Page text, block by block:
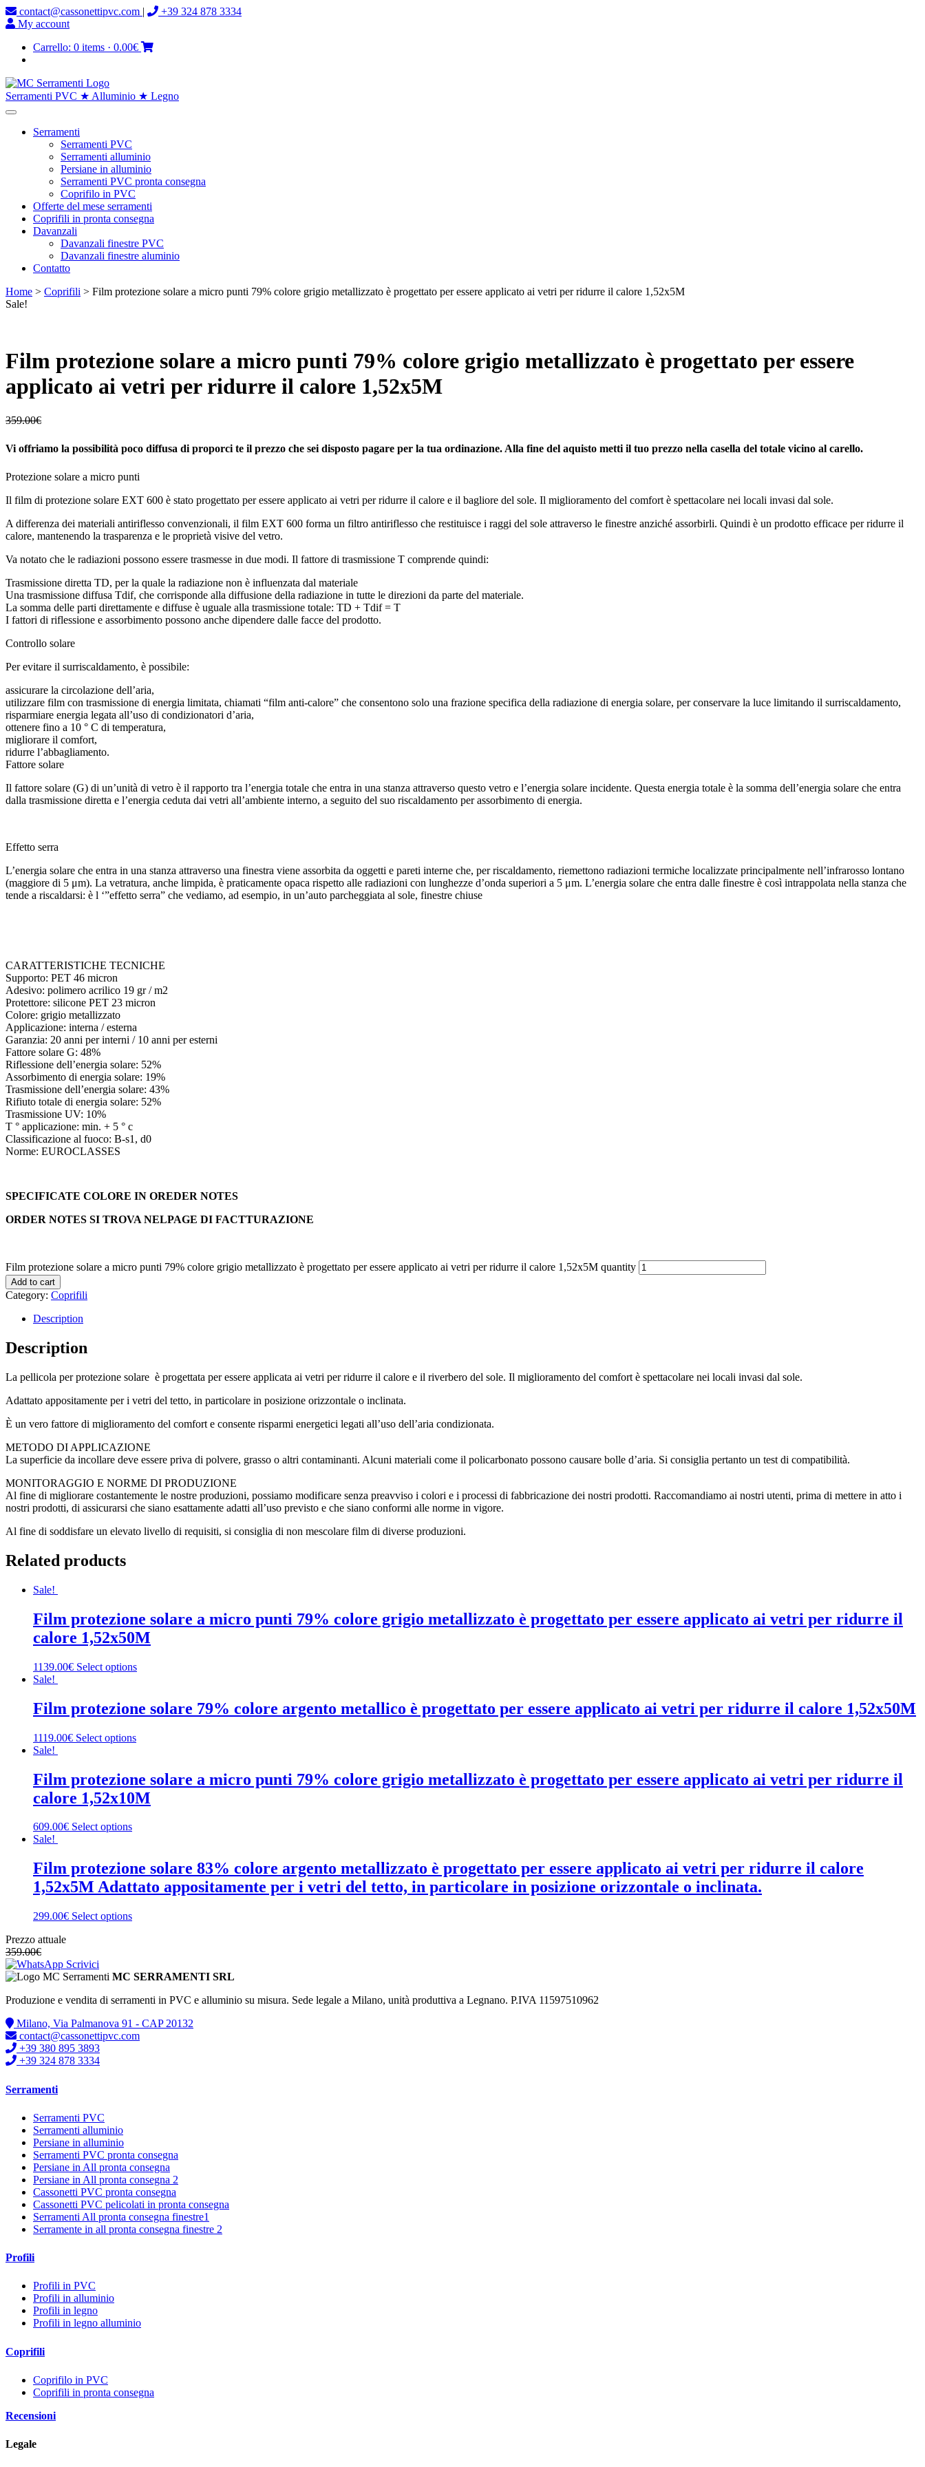
contact@cassonettipvc.com |
+39 324 878 3334
My account
Carrello: 0 items · 0.00€
Serramenti PVC ★ Alluminio ★ Legno
Serramenti
Serramenti PVC
Serramenti alluminio
Persiane in alluminio
Serramenti PVC pronta consegna
Coprifilo in PVC
Offerte del mese serramenti
Coprifili in pronta consegna
Davanzali
Davanzali finestre PVC
Davanzali finestre aluminio
Contatto
Home > Coprifili > Film protezione solare a micro punti 79% colore grigio metallizzato è progettato per essere applicato ai vetri per ridurre il calore 1,52x5M
Sale!
Film protezione solare a micro punti 79% colore grigio metallizzato è progettato per essere
applicato ai vetri per ridurre il calore 1,52x5M
359.00€
Vi offriamo la possibilità poco diffusa di proporci te il prezzo che sei disposto pagare per la tua ordinazione. Alla fine del aquisto metti il tuo prezzo nella casella del totale vicino al carello.
Protezione solare a micro punti
Il film di protezione solare EXT 600 è stato progettato per essere applicato ai vetri per ridurre il calore e il bagliore del sole. Il miglioramento del comfort è spettacolare nei locali invasi dal sole.
A differenza dei materiali antiriflesso convenzionali, il film EXT 600 forma un filtro antiriflesso che restituisce i raggi del sole attraverso le finestre anziché assorbirli. Quindi è un prodotto efficace per ridurre il
calore, mantenendo la trasparenza e le proprietà visive del vetro.
Va notato che le radiazioni possono essere trasmesse in due modi. Il fattore di trasmissione T comprende quindi:
Trasmissione diretta TD, per la quale la radiazione non è influenzata dal materiale
Una trasmissione diffusa Tdif, che corrisponde alla diffusione della radiazione in tutte le direzioni da parte del materiale.
La somma delle parti direttamente e diffuse è uguale alla trasmissione totale: TD + Tdif = T
I fattori di riflessione e assorbimento possono anche dipendere dalle facce del prodotto.
Controllo solare
Per evitare il surriscaldamento, è possibile:
assicurare la circolazione dell’aria,
utilizzare film con trasmissione di energia limitata, chiamati “film anti-calore” che consentono solo una frazione specifica della radiazione di energia solare, per conservare la luce limitando il surriscaldamento,
risparmiare energia legata all’uso di condizionatori d’aria,
ottenere fino a 10 ° C di temperatura,
migliorare il comfort,
ridurre l’abbagliamento.
Fattore solare
Il fattore solare (G) di un’unità di vetro è il rapporto tra l’energia totale che entra in una stanza attraverso questo vetro e l’energia solare incidente. Questa energia totale è la somma dell’energia solare che entra
dalla trasmissione diretta e l’energia ceduta dai vetri all’ambiente interno, a seguito del suo riscaldamento per assorbimento di energia.
Effetto serra
L’energia solare che entra in una stanza attraverso una finestra viene assorbita da oggetti e pareti interne che, per riscaldamento, riemettono radiazioni termiche localizzate principalmente nell’infrarosso lontano
(maggiore di 5 μm). La vetratura, anche limpida, è praticamente opaca rispetto alle radiazioni con lunghezze d’onda superiori a 5 μm. L’energia solare che entra dalle finestre è così intrappolata nella stanza che
tende a riscaldarsi: è l ‘”effetto serra” che vediamo, ad esempio, in un’auto parcheggiata al sole, finestre chiuse
CARATTERISTICHE TECNICHE
Supporto: PET 46 micron
Adesivo: polimero acrilico 19 gr / m2
Protettore: silicone PET 23 micron
Colore: grigio metallizzato
Applicazione: interna / esterna
Garanzia: 20 anni per interni / 10 anni per esterni
Fattore solare G: 48%
Riflessione dell’energia solare: 52%
Assorbimento di energia solare: 19%
Trasmissione dell’energia solare: 43%
Rifiuto totale di energia solare: 52%
Trasmissione UV: 10%
T ° applicazione: min. + 5 ° c
Classificazione al fuoco: B-s1, d0
Norme: EUROCLASSES
SPECIFICATE COLORE IN OREDER NOTES
ORDER NOTES SI TROVA NELPAGE DI FACTTURAZIONE
Film protezione solare a micro punti 79% colore grigio metallizzato è progettato per essere applicato ai vetri per ridurre il calore 1,52x5M quantity
Add to cart
Category: Coprifili
Description
Description
La pellicola per protezione solare è progettata per essere applicata ai vetri per ridurre il calore e il riverbero del sole. Il miglioramento del comfort è spettacolare nei locali invasi dal sole.
Adattato appositamente per i vetri del tetto, in particolare in posizione orizzontale o inclinata.
È un vero fattore di miglioramento del comfort e consente risparmi energetici legati all’uso dell’aria condizionata.
METODO DI APPLICAZIONE
La superficie da incollare deve essere priva di polvere, grasso o altri contaminanti. Alcuni materiali come il policarbonato possono causare bolle d’aria. Si consiglia pertanto un test di compatibilità.
MONITORAGGIO E NORME DI PRODUZIONE
Al fine di migliorare costantemente le nostre produzioni, possiamo modificare senza preavviso i colori e i processi di fabbricazione dei nostri prodotti. Raccomandiamo ai nostri utenti, prima di mettere in atto i
nostri prodotti, di assicurarsi che siano esattamente adatti all’uso previsto e che siano conformi alle norme in vigore.
Al fine di soddisfare un elevato livello di requisiti, si consiglia di non mescolare film di diverse produzioni.
Related products
Sale!
Film protezione solare a micro punti 79% colore grigio metallizzato è progettato per essere applicato ai vetri per ridurre il
calore 1,52x50M
1139.00€ Select options
Sale!
Film protezione solare 79% colore argento metallico è progettato per essere applicato ai vetri per ridurre il calore 1,52x50M
1119.00€ Select options
Sale!
Film protezione solare a micro punti 79% colore grigio metallizzato è progettato per essere applicato ai vetri per ridurre il
calore 1,52x10M
609.00€ Select options
Sale!
Film protezione solare 83% colore argento metallizzato è progettato per essere applicato ai vetri per ridurre il calore
1,52x5M Adattato appositamente per i vetri del tetto, in particolare in posizione orizzontale o inclinata.
299.00€ Select options
Prezzo attuale
359.00€
Scrivici
MC SERRAMENTI SRL
Produzione e vendita di serramenti in PVC e alluminio su misura. Sede legale a Milano, unità produttiva a Legnano. P.IVA 11597510962
Milano, Via Palmanova 91 - CAP 20132
contact@cassonettipvc.com
+39 380 895 3893
+39 324 878 3334
Serramenti
Serramenti PVC
Serramenti alluminio
Persiane in alluminio
Serramenti PVC pronta consegna
Persiane in All pronta consegna
Persiane in All pronta consegna 2
Cassonetti PVC pronta consegna
Cassonetti PVC pelicolati in pronta consegna
Serramenti All pronta consegna finestre1
Serramente in all pronta consegna finestre 2
Profili
Profili in PVC
Profili in alluminio
Profili in legno
Profili in legno alluminio
Coprifili
Coprifilo in PVC
Coprifili in pronta consegna
Recensioni
Legale